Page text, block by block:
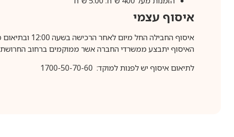
איסוף עצמי
איסוף החבילה החל מיום לאחר הרכישה בשעה 12:00 ובתיאום מראש בלבד.
האיסוף יתבצע ממשרדי החברה אשר ממוקמים ברחוב החרושת 25, רעננה.
לתיאום איסוף יש לפנות למוקד: 1700-50-70-60